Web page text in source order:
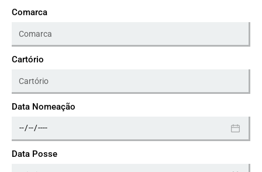
Comarca
Cartório
Data Nomeação
Data Posse